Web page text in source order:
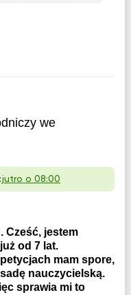
we
jutro o 08:00
Cześć, jestem
od 7 lat.
mam spore,
nauczycielską.
sprawia mi to